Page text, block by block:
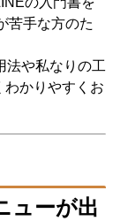
苦手な方のた
法や私なりの工
わかりやすくお
ューが出